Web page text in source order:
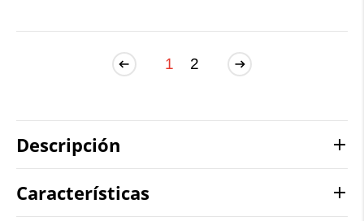
1 2
Descripción
Características